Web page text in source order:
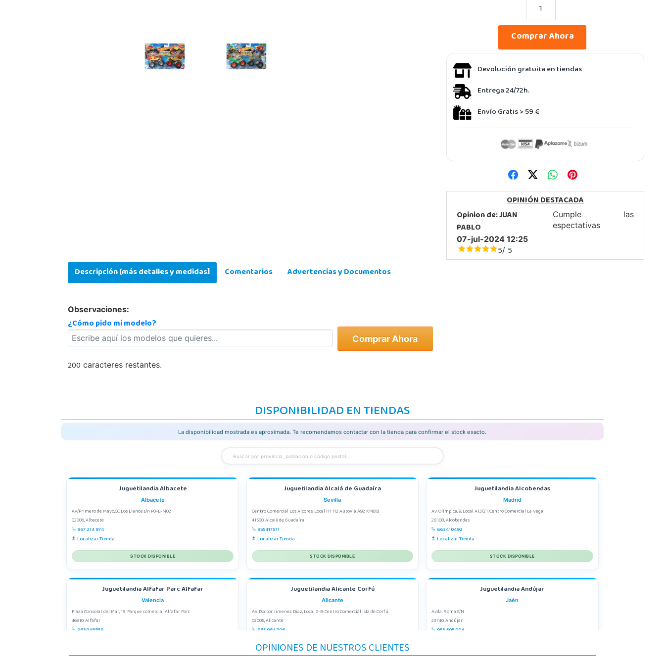
Comprar Ahora
Devolución gratuita en tiendas
Entrega 24/72h.
Envío Gratis > 59 €
OPINIÓN DESTACADA
Opinion de:JUAN
PABLO
07-jul-2024 12:25
5/ 5
Cumple las
espectativas
Descripción [más detalles y medidas] Comentarios Advertencias y Documentos
Observaciones:
¿Cómo pido mi modelo?
Comprar Ahora
200 caracteres restantes.
DISPONIBILIDAD EN TIENDAS
La disponibilidad mostrada es aproximada. Te recomendamos contactar con la tienda para confirmar el stock exacto.
Juguetilandia Albacete
Albacete
Av/Primero de Mayo,CC Los Llanos s/n P0-L-M02
02006, Albacete
967 214 974
Localizar Tienda
STOCK DISPONIBLE
Juguetilandia Alcalá de Guadaíra
Sevilla
Centro Comercial Los Alcores, Local H1 H2 Autovia A92 KM8.8
41500, Alcalá de Guadaíra
955417571
Localizar Tienda
STOCK DISPONIBLE
Juguetilandia Alcobendas
Madrid
Av. Olímpica, 9, Local A13/21, Centro Comercial La Vega
28108, Alcobendas
663410492
Localizar Tienda
STOCK DISPONIBLE
Juguetilandia Alfafar Parc Alfafar
Valencia
Plaza Consolat del Mar, 18. Parque comercial Alfafar Parc
46910, Alfafar
963948859
STOCK DISPONIBLE
Juguetilandia Alicante Corfú
Alicante
Av. Doctor Jimenez Diaz, Local 2-B. Centro Comercial Isla de Corfú
03005, Alicante
965 984 706
STOCK DISPONIBLE
Juguetilandia Andújar
Jaén
Avda. Roma S/N
23740, Andújar
953 505 004
STOCK DISPONIBLE
OPINIONES DE NUESTROS CLIENTES